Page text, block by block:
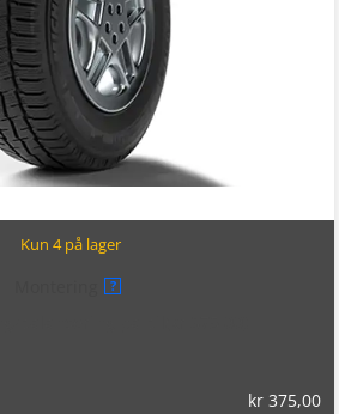
Kun 4 på lager
?
kr375,00